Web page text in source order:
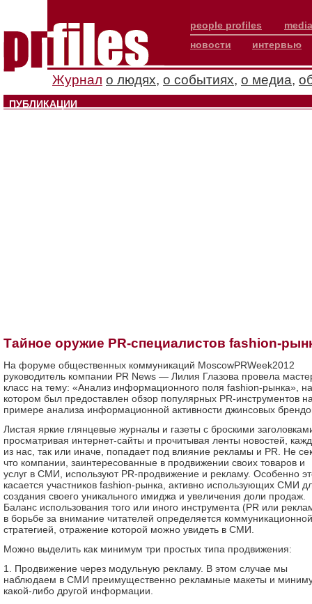
people profiles
новости
интервью
Журнал о людях, о событиях, о медиа,
ПУБЛИКАЦИИ
Тайное оружие PR-специалистов fashion-
На форуме общественных коммуникаций MoscowPRWeek2012
руководитель компании PR News — Лилия Глазова провела
класс на тему: «Анализ информационного поля fashion-рынка», на
котором был предоставлен обзор популярных PR-инструментов
примере анализа информационной активности джинсовых
Листая яркие глянцевые журналы и газеты с броскими
просматривая интернет-сайты и прочитывая ленты новостей,
из нас, так или иначе, попадает под влияние рекламы и PR. Не
что компании, заинтересованные в продвижении своих товаров и
услуг в СМИ, используют PR-продвижение и рекламу. Особенно
касается участников fashion-рынка, активно использующих СМИ
создания своего уникального имиджа и увеличения доли продаж.
Баланс использования того или иного инструмента (PR или
в борьбе за внимание читателей определяется коммуникационной
стратегией, отражение которой можно увидеть в СМИ.
Можно выделить как минимум три простых типа продвижения:
1. Продвижение через модульную рекламу. В этом случае мы
наблюдаем в СМИ преимущественно рекламные макеты и
какой-либо другой информации.